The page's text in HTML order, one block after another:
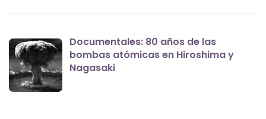
Documentales: 80 años de las
bombas atómicas en Hiroshima y
Nagasaki